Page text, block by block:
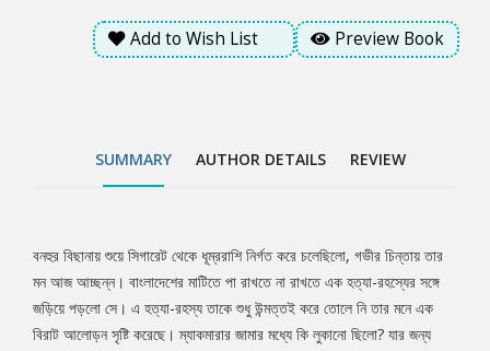
দাঁড়িয়ে আছে ম্যাকমারার ছাত্র হুইসন স্মিথ। যার সন্ধানে বনহুর আজ সকাল
থেকে রাত বারোটা পর্যন্ত প্রায় সমস্ত কলকাতা শহর চষে ফিরেছে।
Add to Wish List Preview Book
SUMMARY AUTHOR DETAILS REVIEW
Tab
Article
বনহুর বিছানায় শুয়ে সিগারেট থেকে ধূম্ররাশি নির্গত করে চলেছিলো, গভীর চিন্তায় তার
মন আজ আচ্ছন্ন। বাংলাদেশের মাটিতে পা রাখতে না রাখতে এক হত্যা-রহস্যের সঙ্গে
জড়িয়ে পড়লো সে। এ হত্যা-রহস্য তাকে শুধু উন্মত্তই করে তোলে নি তার মনে এক
বিরাট আলোড়ন সৃষ্টি করেছে। ম্যাকমারার জামার মধ্যে কি লুকানো ছিলো? যার জন্য